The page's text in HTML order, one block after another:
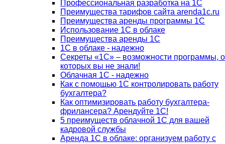
Профессиональная разработка на 1С
Преимущества тарифов сайта arenda1c.ru
Преимущества аренды программы 1С
Использование 1С в облаке
Преимущества аренды 1С
1С в облаке - надежно
Секреты «1С» – возможности программы, о
которых вы не знали!
Облачная 1С - надежно
Как с помощью 1С контролировать работу
бухгалтера?
Как оптимизировать работу бухгалтера-
фрилансера? Арендуйте 1С!
5 преимуществ облачной 1С для вашей
кадровой службы
Аренда 1С в облаке: организуем работу с